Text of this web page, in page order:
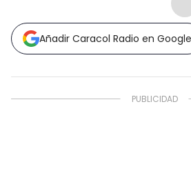
Añadir Caracol Radio en Google